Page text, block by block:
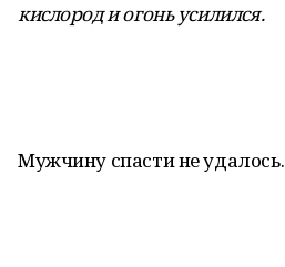
кислород и огонь усилился.
Мужчину спасти не удалось.